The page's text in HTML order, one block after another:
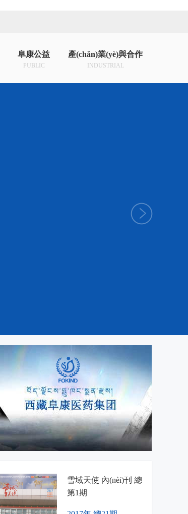
阜康公益
PUBLIC
產(chǎn)業(yè)與合作
INDUSTRIAL
雪域天使 內(nèi)刊 總
第21期
雪域天使 內(nèi)刊 總
第20期
雪域天使 內(nèi)刊 總
第19期
雪域天使 內(nèi)刊 總
第18期
雪域天使 內(nèi)刊 總
第14期
雪域天使 內(nèi)刊 總
第13期
雪域天使 內(nèi)刊 總
第12期
雪域天使 內(nèi)刊 總
第11期
雪域天使 內(nèi)刊 總
第10期
雪域天使 內(nèi)刊 總
第9期
雪域天使 內(nèi)刊 總
第8期
雪域天使 內(nèi)刊 總
第7期
雪域天使 內(nèi)刊 總
第6期
雪域天使 內(nèi)刊 總
第5期
雪域天使 內(nèi)刊 總
第4期
雪域天使 內(nèi)刊 總
第3期
雪域天使 內(nèi)刊 總
第2期
雪域天使 內(nèi)刊 總
第1期